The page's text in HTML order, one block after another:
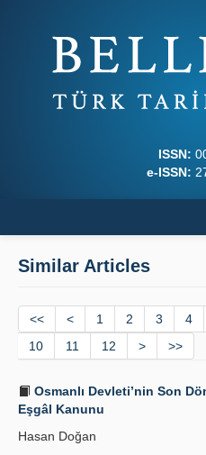
ISSN:
e-ISSN:
Journal Boards
Writing Rules
Principles
Similar Articles
<< < 1 2 3 4
10
11 12 > >>
Osmanlı Devleti’nin Son
Eşgâl Kanunu
Hasan Doğan